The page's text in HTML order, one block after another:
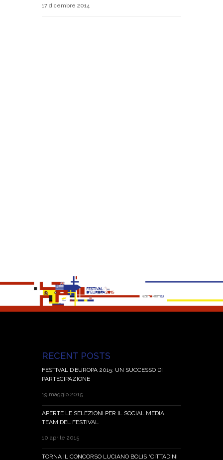
17 dicembre 2014
RECENT POSTS
FESTIVAL D’EUROPA 2015: UN SUCCESSO DI
PARTECIPAZIONE
19 maggio 2015
APERTE LE SELEZIONI PER IL SOCIAL MEDIA
TEAM DEL FESTIVAL
10 aprile 2015
TORNA IL CONCORSO LUCIANO BOLIS “CITTADINI